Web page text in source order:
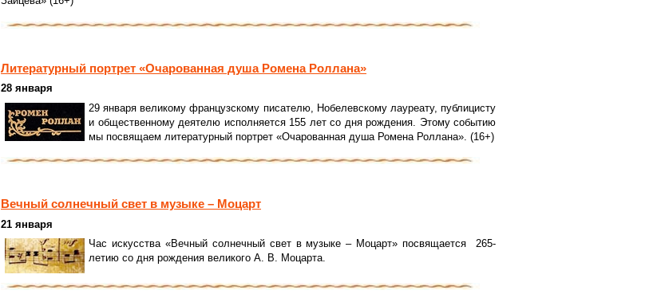
Литературный портрет «Очарованная душа Ромена Роллана»
28 января
29 января великому французскому писателю, Нобелевскому лауреату, публицисту
и общественному деятелю исполняется 155 лет со дня рождения. Этому событию
мы посвящаем литературный портрет «Очарованная душа Ромена Роллана». (16+)
Вечный солнечный свет в музыке – Моцарт
21 января
Час искусства «Вечный солнечный свет в музыке – Моцарт» посвящается 265-
летию со дня рождения великого А. В. Моцарта.